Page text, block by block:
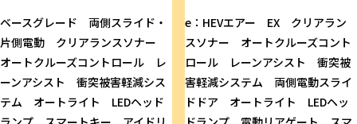
ベースグレード 両側スライド・
片側電動 クリアランスソナー
オートクルーズコントロール レ
ーンアシスト 衝突被害軽減シス
テム オートライト LEDヘッド
e：HEVエアー EX クリアラン
スソナー オートクルーズコント
ロール レーンアシスト 衝突被
害軽減システム 両側電動スライ
ドドア オートライト LEDヘッ